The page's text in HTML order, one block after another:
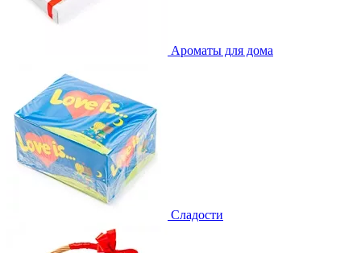
Ароматы для дома
Сладости